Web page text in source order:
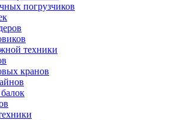
погрузчиков
техники
кранов